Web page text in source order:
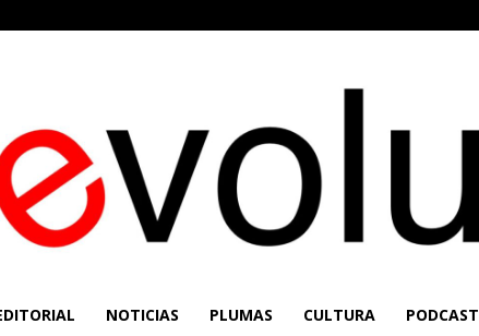
NOTICIAS PLUMAS CULTURA PODCAST